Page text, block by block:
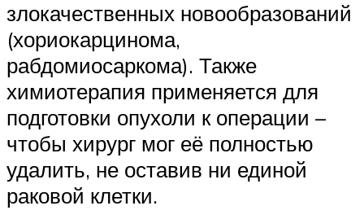
злокачественных новообразований
(хориокарцинома,
рабдомиосаркома). Также
химиотерапия применяется для
подготовки опухоли к операции –
чтобы хирург мог её полностью
удалить, не оставив ни единой
раковой клетки.